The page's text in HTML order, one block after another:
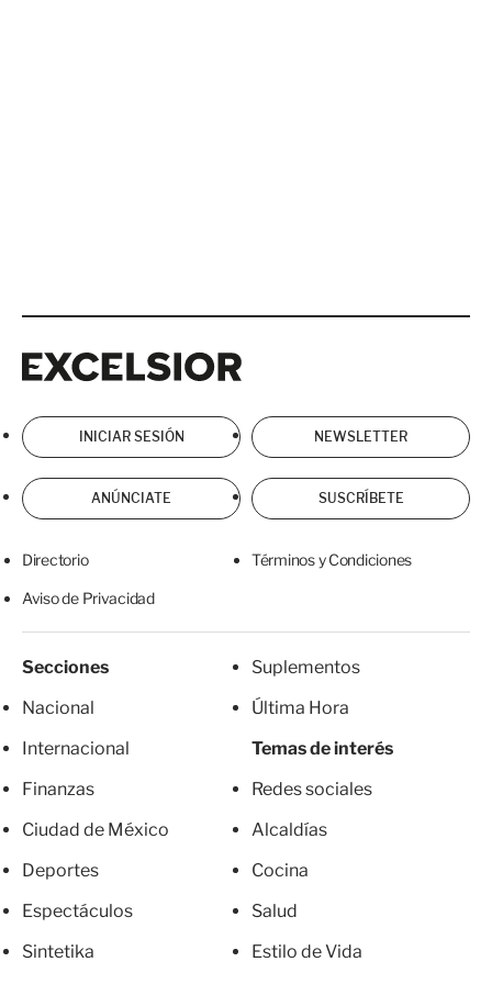
INICIAR SESIÓN NEWSLETTER
ANÚNCIATE SUSCRÍBETE
Directorio Términos y Condiciones
Aviso de Privacidad
Secciones
Nacional
Internacional
Finanzas
Ciudad de México
Deportes
Espectáculos
Sintetika
Suplementos
Última Hora
Temas de interés
Redes sociales
Alcaldías
Cocina
Salud
Estilo de Vida